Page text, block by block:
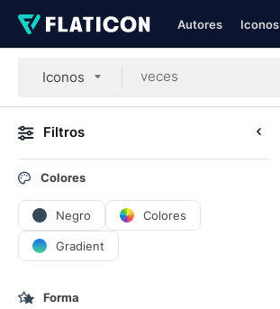
Autores Iconos
Iconos
Filtros
Colores
Negro Colores
Gradient
Forma